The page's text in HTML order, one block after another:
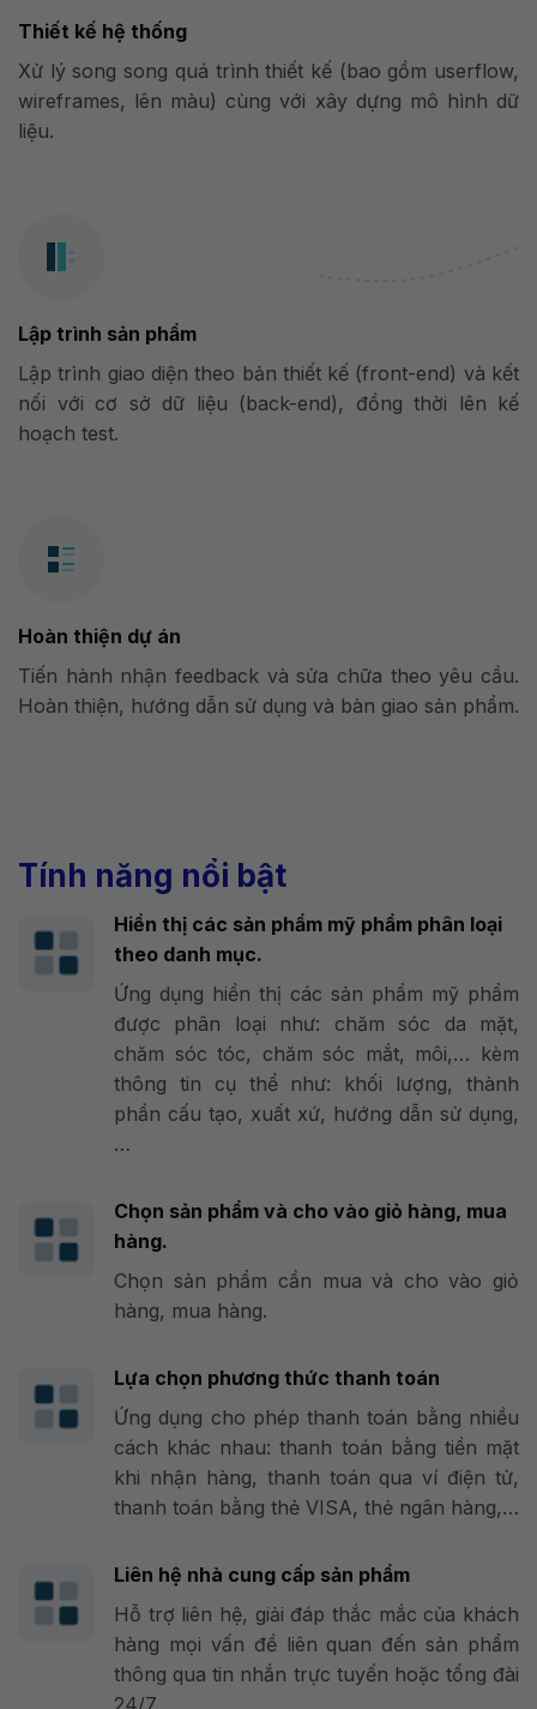
Thiết kế hệ thống
Xử lý song song quá trình thiết kế (bao gồm userflow,
wireframes, lên màu) cùng với xây dựng mô hình dữ
liệu.
Lập trình sản phẩm
Lập trình giao diện theo bản thiết kế (front-end) và kết
nối với cơ sở dữ liệu (back-end), đồng thời lên kế
hoạch test.
Hoàn thiện dự án
Tiến hành nhận feedback và sửa chữa theo yêu cầu.
Hoàn thiện, hướng dẫn sử dụng và bàn giao sản phẩm.
Tính năng nổi bật
Hiển thị các sản phẩm mỹ phẩm phân loại
theo danh mục.
Ứng dụng hiển thị các sản phẩm mỹ phẩm
được phân loại như: chăm sóc da mặt,
chăm sóc tóc, chăm sóc mắt, môi,… kèm
thông tin cụ thể như: khối lượng, thành
phần cấu tạo, xuất xứ, hướng dẫn sử dụng,
…
Chọn sản phẩm và cho vào giỏ hàng, mua
hàng.
Chọn sản phẩm cần mua và cho vào giỏ
hàng, mua hàng.
Lựa chọn phương thức thanh toán
Ứng dụng cho phép thanh toán bằng nhiều
cách khác nhau: thanh toán bằng tiền mặt
khi nhận hàng, thanh toán qua ví điện tử,
thanh toán bằng thẻ VISA, thẻ ngân hàng,…
Liên hệ nhà cung cấp sản phẩm
Hỗ trợ liên hệ, giải đáp thắc mắc của khách
hàng mọi vấn đề liên quan đến sản phẩm
thông qua tin nhắn trực tuyến hoặc tổng đài